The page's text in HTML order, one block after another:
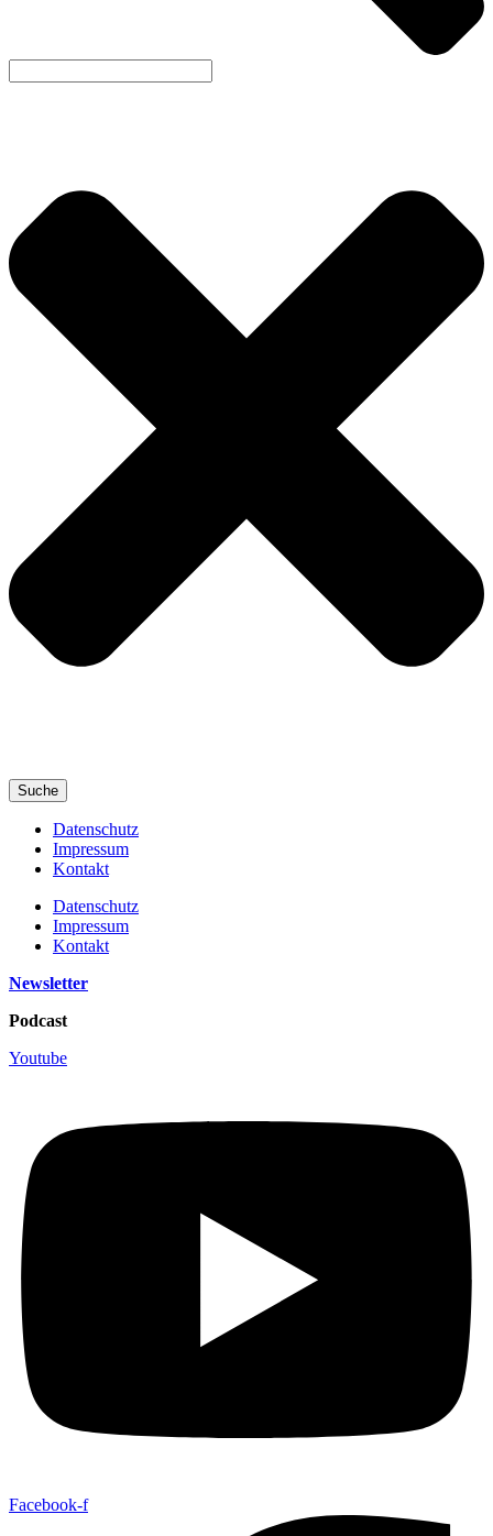
Suche
Datenschutz
Impressum
Kontakt
Datenschutz
Impressum
Kontakt
Newsletter
Podcast
Youtube
Facebook-f